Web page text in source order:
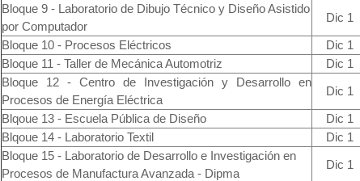
Bloque 9 - Laboratorio de Dibujo Técnico y Diseño Asistido
por Computador
Dic 1
Bloque 10 - Procesos Eléctricos
Dic 1
Bloque 11 - Taller de Mecánica Automotriz
Dic 1
Bloque 12 - Centro de Investigación y Desarrollo en
Procesos de Energía Eléctrica
Dic 1
Blqoue 13 - Escuela Pública de Diseño
Dic 1
Blqoue 14 - Laboratorio Textil
Dic 1
Bloque 15 - Laboratorio de Desarrollo e Investigación en
Procesos de Manufactura Avanzada - Dipma
Dic 1